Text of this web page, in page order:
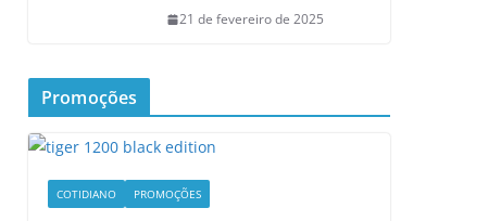
21 de fevereiro de 2025
Promoções
COTIDIANO PROMOÇÕES